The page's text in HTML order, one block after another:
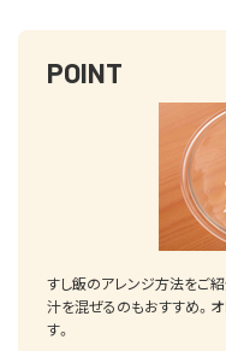
POINT
すし飯のアレンジ方法をご
汁を混ぜるのもおすすめ。
す。